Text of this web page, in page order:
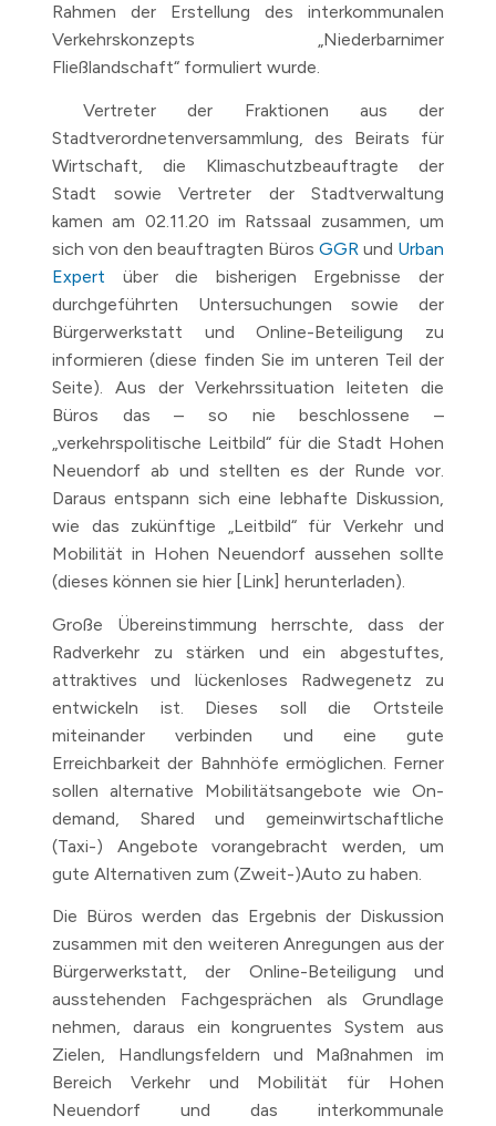
Rahmen der Erstellung des interkommunalen
Verkehrskonzepts „Niederbarnimer
Fließlandschaft“ formuliert wurde.
Vertreter der Fraktionen aus der
Stadtverordnetenversammlung, des Beirats für
Wirtschaft, die Klimaschutzbeauftragte der
Stadt sowie Vertreter der Stadtverwaltung
kamen am 02.11.20 im Ratssaal zusammen, um
sich von den beauftragten Büros GGR und Urban
Expert über die bisherigen Ergebnisse der
durchgeführten Untersuchungen sowie der
Bürgerwerkstatt und Online-Beteiligung zu
informieren (diese finden Sie im unteren Teil der
Seite). Aus der Verkehrssituation leiteten die
Büros das – so nie beschlossene –
„verkehrspolitische Leitbild“ für die Stadt Hohen
Neuendorf ab und stellten es der Runde vor.
Daraus entspann sich eine lebhafte Diskussion,
wie das zukünftige „Leitbild“ für Verkehr und
Mobilität in Hohen Neuendorf aussehen sollte
(dieses können sie hier [Link] herunterladen).
Große Übereinstimmung herrschte, dass der
Radverkehr zu stärken und ein abgestuftes,
attraktives und lückenloses Radwegenetz zu
entwickeln ist. Dieses soll die Ortsteile
miteinander verbinden und eine gute
Erreichbarkeit der Bahnhöfe ermöglichen. Ferner
sollen alternative Mobilitätsangebote wie On-
demand, Shared und gemeinwirtschaftliche
(Taxi-) Angebote vorangebracht werden, um
gute Alternativen zum (Zweit-)Auto zu haben.
Die Büros werden das Ergebnis der Diskussion
zusammen mit den weiteren Anregungen aus der
Bürgerwerkstatt, der Online-Beteiligung und
ausstehenden Fachgesprächen als Grundlage
nehmen, daraus ein kongruentes System aus
Zielen, Handlungsfeldern und Maßnahmen im
Bereich Verkehr und Mobilität für Hohen
Neuendorf und das interkommunale